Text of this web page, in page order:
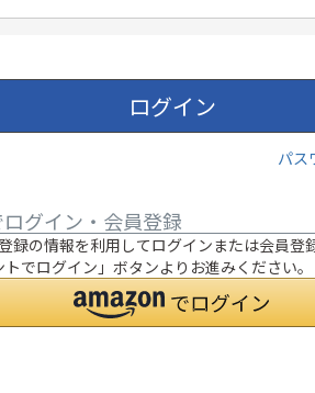
ログイン
パス
グイン・会員登録
の情報を利用してログインまたは会員登
でログイン」ボタンよりお進みください。